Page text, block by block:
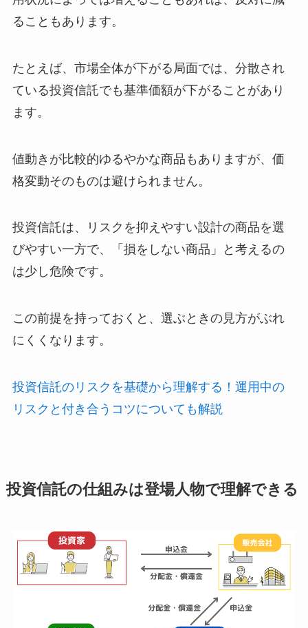
ることもあります。
たとえば、市場全体が下がる局面では、分散され
ている投資信託でも基準価額が下がることがあり
ます。
値動きが比較的ゆるやかな商品もありますが、価
格変動そのものは避けられません。
投資信託は、リスクを抑えやすい設計の商品を選
びやすい一方で、「損をしない商品」と考えるの
は少し危険です。
この前提を持っておくと、選ぶときの見方がぶれ
にくくなります。
投資信託のリスクを基礎から理解する！運用中の
リスクと付き合うコツについても解説
投資信託の仕組みは登場人物で理解できる